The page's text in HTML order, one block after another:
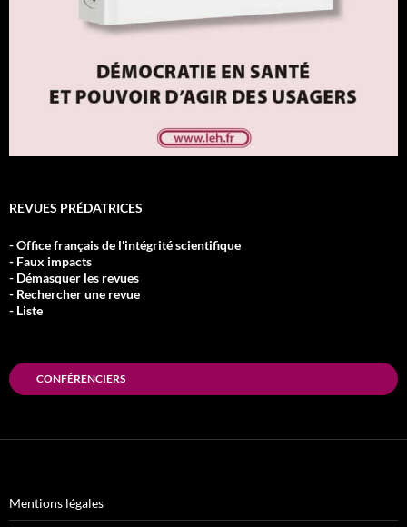
REVUES PRÉDATRICES
- Office français de l'intégrité scientifique
- Faux impacts
- Démasquer les revues
- Rechercher une revue
- Liste
CONFÉRENCIERS
Mentions légales